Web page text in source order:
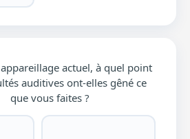
actuel, à quel point
auditives ont-elles gêné ce
que vous faites ?